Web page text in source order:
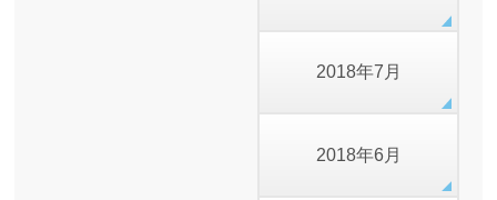
2018年7月
2018年6月